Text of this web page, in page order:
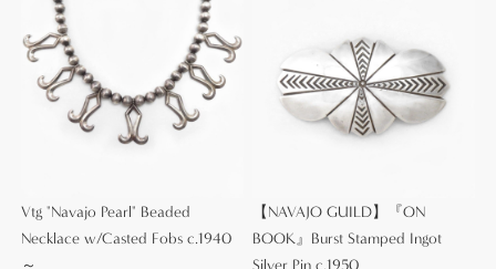
ていますが、殆ど使用感を感じないコンディション
も本作の特徴となっています。
また、ヒストリックなインディアンジュエリーの歴
史を感じさせる作品であり、現在では考えられない
して作られた本作をウェアラブルアートとしても評
価される作品へと昇華しているようです。
Vtg "Navajo Pearl" Beaded
Necklace w/Casted Fobs c.1940
～
【NAVAJO GUILD】『ON
BOOK』Burst Stamped Ingot
Silver Pin c.1950